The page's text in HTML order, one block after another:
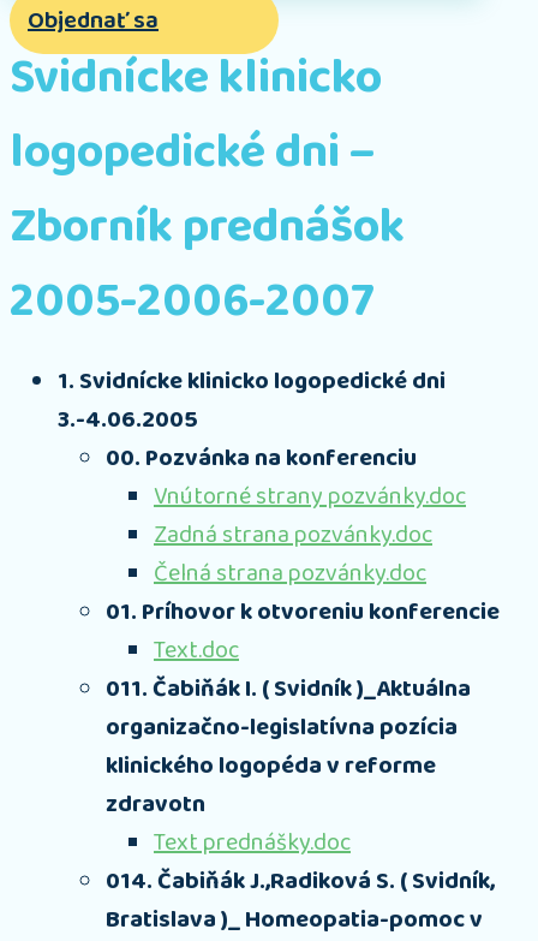
Objednať sa
Svidnícke klinicko
logopedické dni –
Zborník prednášok
2005-2006-2007
1. Svidnícke klinicko logopedické dni
3.-4.06.2005
00. Pozvánka na konferenciu
Vnútorné strany pozvánky.doc
Zadná strana pozvánky.doc
Čelná strana pozvánky.doc
01. Príhovor k otvoreniu konferencie
Text.doc
011. Čabiňák I. ( Svidník )_Aktuálna
organizačno-legislatívna pozícia
klinického logopéda v reforme
zdravotn
Text prednášky.doc
014. Čabiňák J.,Radiková S. ( Svidník,
Bratislava )_ Homeopatia-pomoc v